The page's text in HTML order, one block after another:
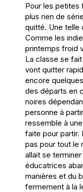
Pour les petites
plus rien de
quitté. Une telle
Comme les
printemps froid
La classe se
vont quitter
encore
des départs en
noires
personne à
ressemble à
faite pour partir.
pas pour tout le
allait se
éducatrices
manières et du
fermement à la